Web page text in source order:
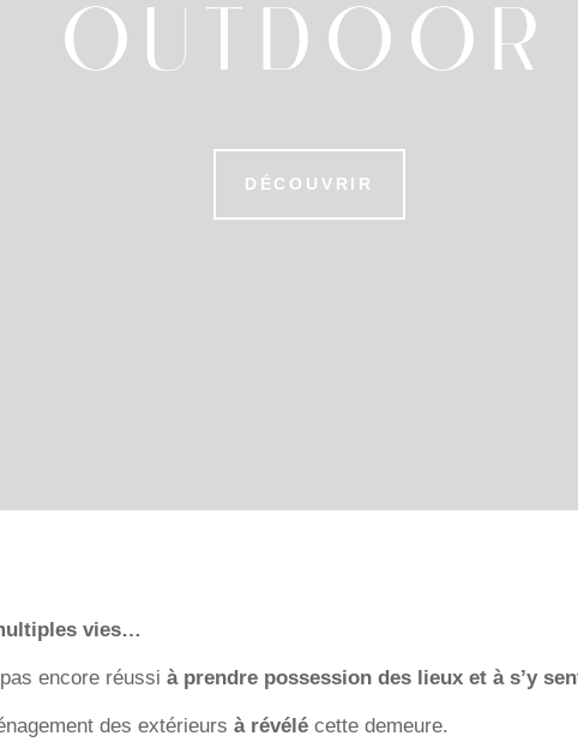
OUTDOOR
DÉCOUVRIR
vies…
pas encore réussià prendre possession des lieux et à s’y
des extérieursà révélé cette demeure.